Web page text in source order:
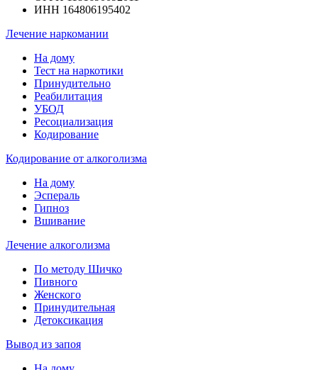
ИНН 164806195402
Лечение наркомании
На дому
Тест на наркотики
Принудительно
Реабилитация
УБОД
Ресоциализация
Кодирование
Кодирование от алкоголизма
На дому
Эспераль
Гипноз
Вшивание
Лечение алкоголизма
По методу Шичко
Пивного
Женского
Принудительная
Детоксикация
Вывод из запоя